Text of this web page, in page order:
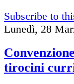
Subscribe to
Lunedì, 28
tirocini